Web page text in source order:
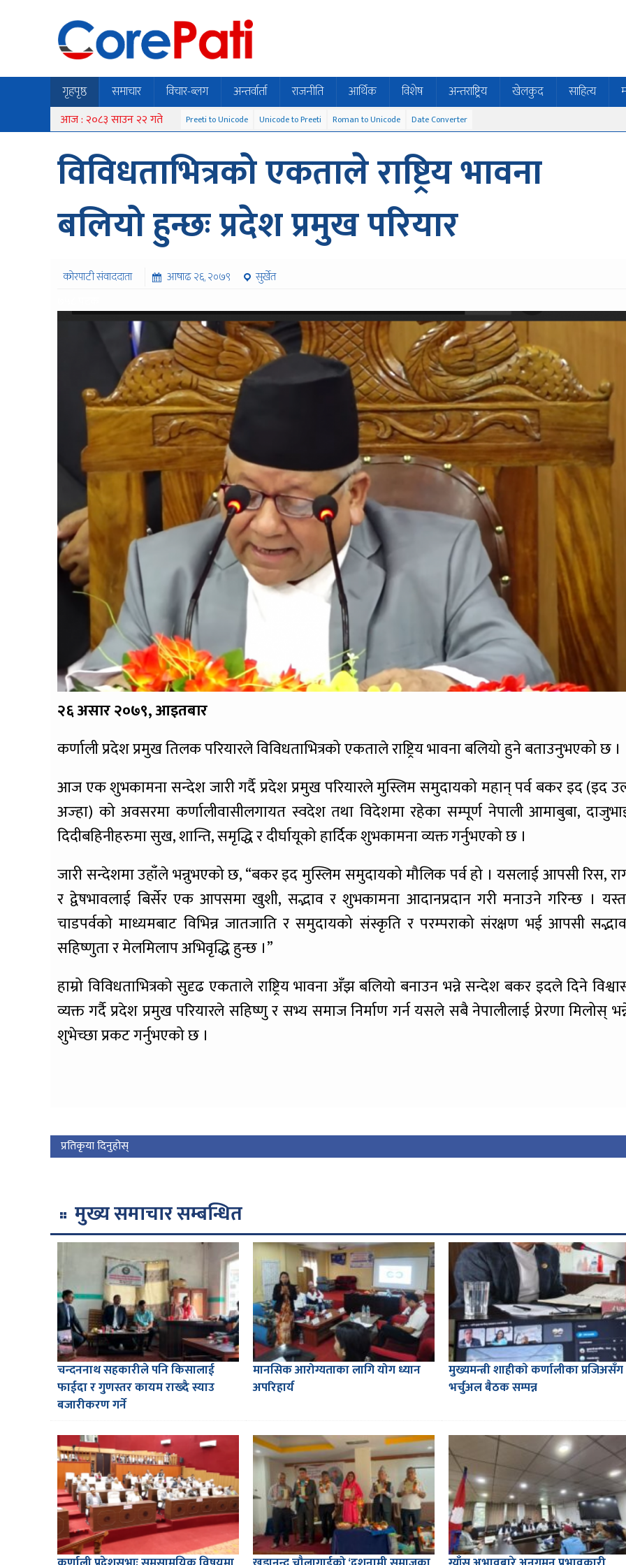
गृहपृष्ठ समाचार विचार-ब्लग अन्तर्वार्ता राजनीति आर्थिक विशेष अन्तराष्ट्रिय खेलकुद साहित्य
आज : २०८३ साउन २२ गते Preeti to Unicode Unicode to Preeti Roman to Unicode Date Converter
विविधताभित्रको एकताले राष्ट्रिय भावना
बलियो हुन्छः प्रदेश प्रमुख परियार
कोरपाटी संवाददाता आषाढ २६, २०७९
सुर्खेत
२६ असार २०७९, आइतबार
कर्णाली प्रदेश प्रमुख तिलक परियारले विविधताभित्रको एकताले राष्ट्रिय भावना बलियो हुने बताउनुभएको छ ।
आज एक शुभकामना सन्देश जारी गर्दै प्रदेश प्रमुख परियारले मुस्लिम समुदायको महान् पर्व बकर इद (इद
अज्हा) को अवसरमा कर्णालीवासीलगायत स्वदेश तथा विदेशमा रहेका सम्पूर्ण नेपाली आमाबुबा,
दिदीबहिनीहरुमा सुख, शान्ति, समृद्धि र दीर्घायूको हार्दिक शुभकामना व्यक्त गर्नुभएको छ ।
जारी सन्देशमा उहाँले भन्नुभएको छ, “बकर इद मुस्लिम समुदायको मौलिक पर्व हो । यसलाई आपसी रिस,
र द्वेषभावलाई बिर्सेर एक आपसमा खुशी, सद्भाव र शुभकामना आदानप्रदान गरी मनाउने गरिन्छ ।
चाडपर्वको माध्यमबाट विभिन्न जातजाति र समुदायको संस्कृति र परम्पराको संरक्षण भई आपसी
सहिष्णुता र मेलमिलाप अभिवृद्धि हुन्छ ।”
हाम्रो विविधताभित्रको सुदृढ एकताले राष्ट्रिय भावना अँझ बलियो बनाउन भन्ने सन्देश बकर इदले दिने
व्यक्त गर्दै प्रदेश प्रमुख परियारले सहिष्णु र सभ्य समाज निर्माण गर्न यसले सबै नेपालीलाई प्रेरणा मिलोस्
शुभेच्छा प्रकट गर्नुभएको छ ।
प्रतिकृया दिनुहोस्
मुख्य समाचार सम्बन्धित
चन्दननाथ सहकारीले पनि किसालाई
फाईदा र गुणस्तर कायम राख्दै स्याउ
बजारीकरण गर्ने
मानसिक आरोग्यताका लागि योग ध्यान
अपरिहार्य
मुख्यमन्त्री शाहीकाे कर्णालीका प्रजिअसँग
भर्चुअल बैठक सम्पन्न